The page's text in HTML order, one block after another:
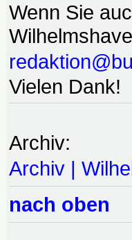
Wenn Sie
Vielen Dank!
Archiv:
Archiv |
nach oben